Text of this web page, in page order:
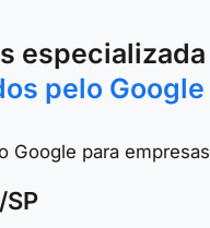
especializada
pelo Google
Google para empresas